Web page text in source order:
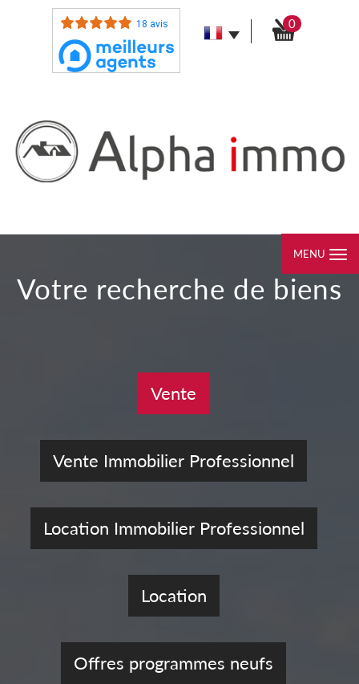
18 avis 0
MENU
Votre recherche de biens
Vente
Vente Immobilier Professionnel
Location Immobilier Professionnel
Location
Offres programmes neufs